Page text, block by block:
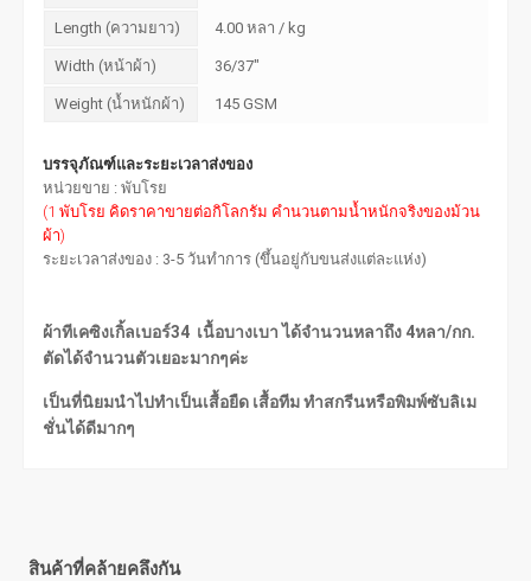
Length (ความยาว) 4.00 หลา / kg
Width (หน้าผ้า) 36/37"
Weight (น้ำหนักผ้า) 145 GSM
บรรจุภัณฑ์และระยะเวลาส่งของ
หน่วยขาย : พับโรย
(1 พับโรย คิดราคาขายต่อกิโลกรัม คำนวนตามน้ำหนักจริงของม้วน
ผ้า)
ระยะเวลาส่งของ : 3-5 วันทำการ (ขึ้นอยู่กับขนส่งแต่ละแห่ง)
ผ้าทีเคซิงเกิ้ลเบอร์34 เนื้อบางเบา ได้จำนวนหลาถึง 4หลา/กก.
ตัดได้จำนวนตัวเยอะมากๆค่ะ
เป็นที่นิยมนำไปทำเป็นเสื้อยืด เสื้อทีม ทำสกรีนหรือพิมพ์ซับลิเม
ชั่นได้ดีมากๆ
สินค้าที่คล้ายคลึงกัน